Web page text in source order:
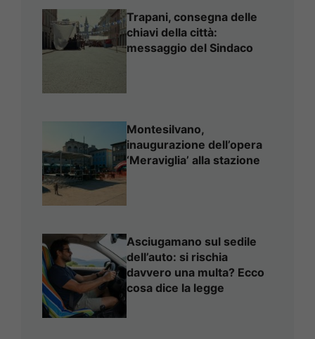
Trapani, consegna delle
chiavi della città:
messaggio del Sindaco
Montesilvano,
inaugurazione dell’opera
‘Meraviglia’ alla stazione
Asciugamano sul sedile
dell’auto: si rischia
davvero una multa? Ecco
cosa dice la legge